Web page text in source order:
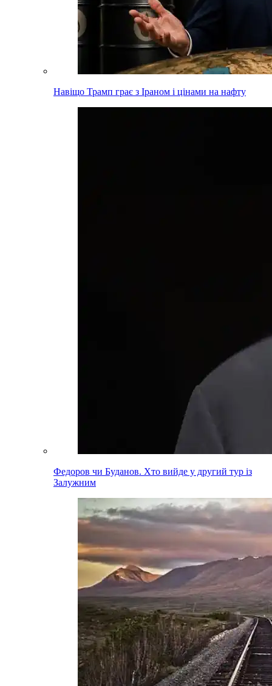
Навіщо Трамп грає з Іраном і цінами на нафту
Федоров чи Буданов. Хто вийде у другий тур із
Залужним